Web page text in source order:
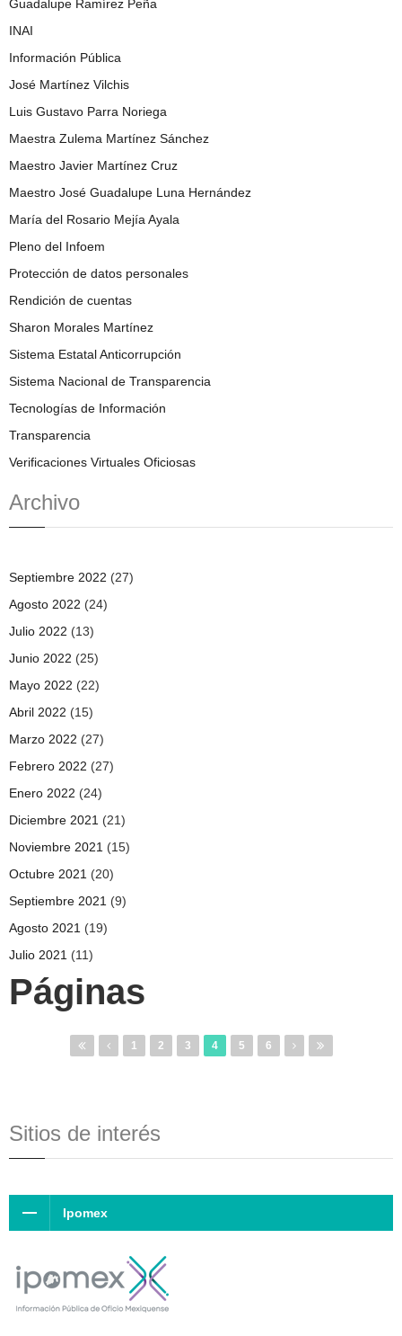
Guadalupe Ramírez Peña
INAI
Información Pública
José Martínez Vilchis
Luis Gustavo Parra Noriega
Maestra Zulema Martínez Sánchez
Maestro Javier Martínez Cruz
Maestro José Guadalupe Luna Hernández
María del Rosario Mejía Ayala
Pleno del Infoem
Protección de datos personales
Rendición de cuentas
Sharon Morales Martínez
Sistema Estatal Anticorrupción
Sistema Nacional de Transparencia
Tecnologías de Información
Transparencia
Verificaciones Virtuales Oficiosas
Archivo
Septiembre 2022 (27)
Agosto 2022 (24)
Julio 2022 (13)
Junio 2022 (25)
Mayo 2022 (22)
Abril 2022 (15)
Marzo 2022 (27)
Febrero 2022 (27)
Enero 2022 (24)
Diciembre 2021 (21)
Noviembre 2021 (15)
Octubre 2021 (20)
Septiembre 2021 (9)
Agosto 2021 (19)
Julio 2021 (11)
Páginas
1 2 3 4 5 6
Sitios de interés
Ipomex